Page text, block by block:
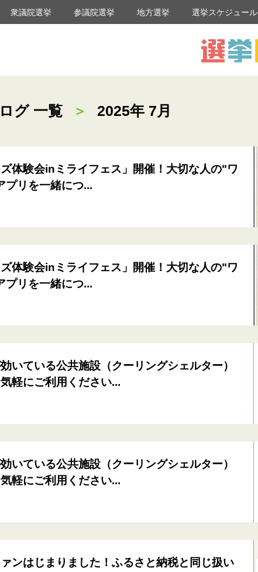
衆議院選挙 参議院選挙 地方選挙 選挙スケジュール
グ 一覧 ＞ 2025年 7月
ズ体験会inミライフェス」開催！大切な人の"ワ
プリを一緒につ...
ズ体験会inミライフェス」開催！大切な人の"ワ
プリを一緒につ...
いている公共施設（クーリングシェルター）
軽にご利用ください...
いている公共施設（クーリングシェルター）
軽にご利用ください...
ンはじまりました！ふるさと納税と同じ扱い